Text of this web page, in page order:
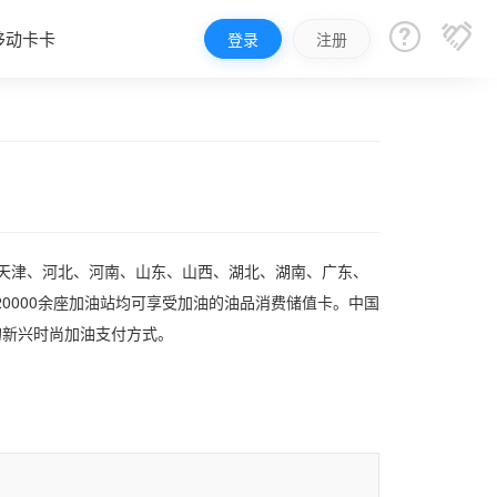
动卡卡 登录 注册  
、河北、河南、山东、山西、湖北、湖南、广东、
余座加油站均可享受加油的油品消费储值卡。中国
兴时尚加油支付方式。